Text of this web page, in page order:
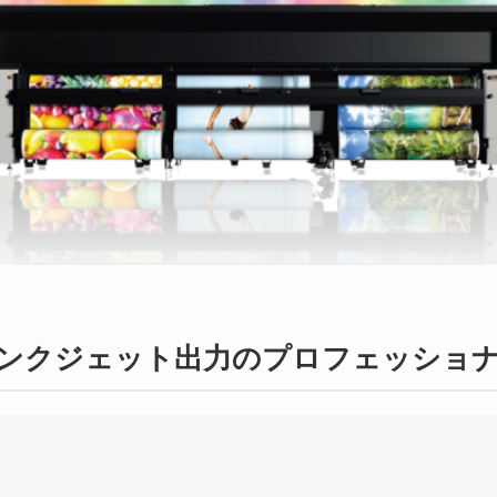
クジェット出力のプロフェッショ